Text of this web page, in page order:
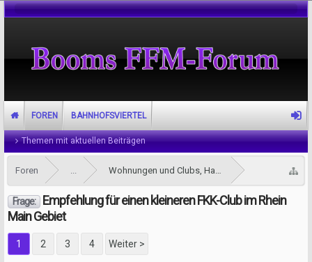
Foren ... Wohnungen und Clubs, Haus und Hotel sowie
Frage:
Empfehlung für einen kleineren FKK-Club im Rhein
Main Gebiet
1 2 3 4 Weiter >
FOREN
Themen mit aktuellen Beiträgen
BAHNHOFSVIERTEL